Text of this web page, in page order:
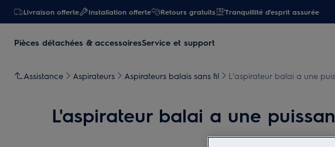
Livraison offerte Installation offerte Retours gratuits Tranquillité d'esprit assurée
Pièces détachées & accessoiresService et support
Assistance Aspirateurs Aspirateurs balais sans fil L'aspirateur balai a une
L'aspirateur balai a une